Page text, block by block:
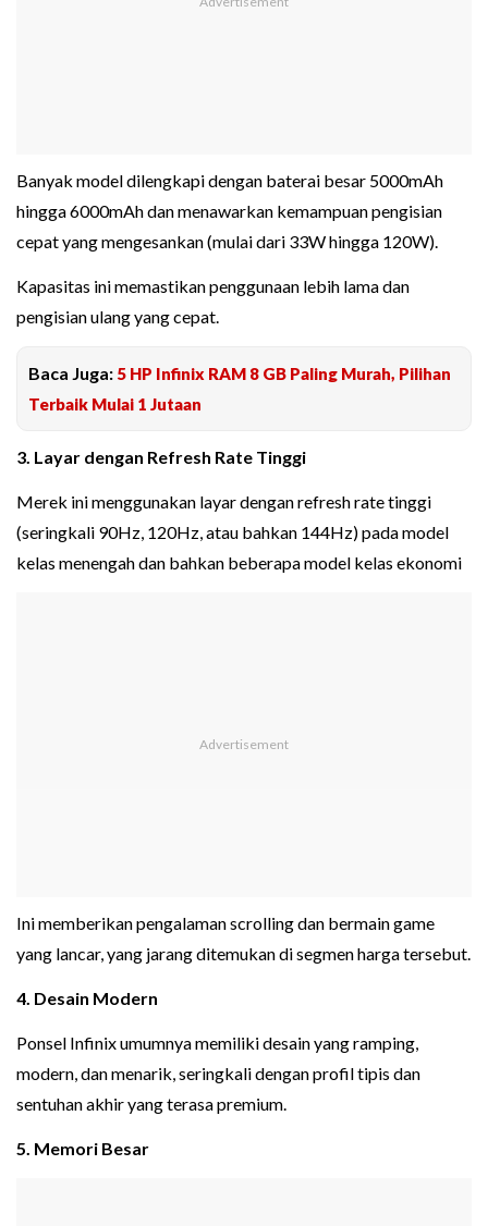
Banyak model dilengkapi dengan baterai besar 5000mAh
hingga 6000mAh dan menawarkan kemampuan pengisian
cepat yang mengesankan (mulai dari 33W hingga 120W).
Kapasitas ini memastikan penggunaan lebih lama dan
pengisian ulang yang cepat.
Baca Juga: 5 HP Infinix RAM 8 GB Paling Murah, Pilihan
Terbaik Mulai 1 Jutaan
3. Layar dengan Refresh Rate Tinggi
Merek ini menggunakan layar dengan refresh rate tinggi
(seringkali 90Hz, 120Hz, atau bahkan 144Hz) pada model
kelas menengah dan bahkan beberapa model kelas ekonomi
Ini memberikan pengalaman scrolling dan bermain game
yang lancar, yang jarang ditemukan di segmen harga tersebut.
4. Desain Modern
Ponsel Infinix umumnya memiliki desain yang ramping,
modern, dan menarik, seringkali dengan profil tipis dan
sentuhan akhir yang terasa premium.
5. Memori Besar